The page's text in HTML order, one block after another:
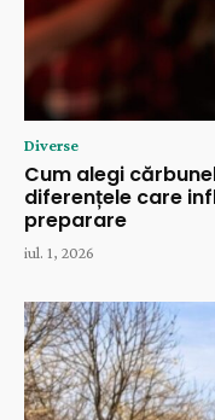
Diverse
Cum alegi
diferențele care
preparare
iul. 1, 2026